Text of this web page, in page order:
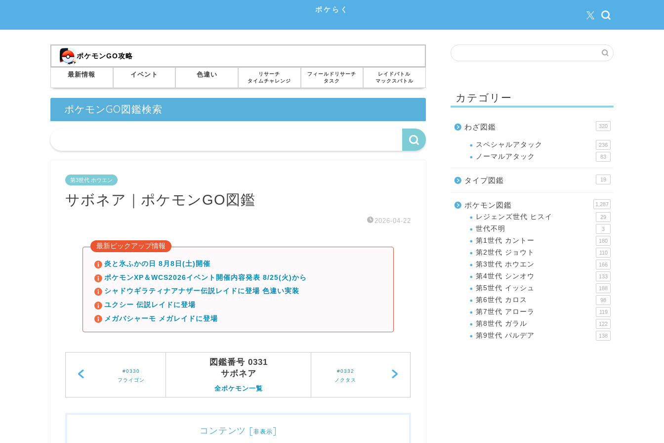
ポケらく
ポケモンGO攻略
最新情報 イベント 色違い
リサーチ
タイムチャレンジ
フィールドリサーチ
タスク
レイドバトル
マックスバトル
ポケモンGO図鑑検索
第3世代 ホウエン
サボネア｜ポケモンGO図鑑
2026-04-22
最新ピックアップ情報
炎と氷ふかの日 8月8日(土)開催
ポケモンXP＆WCS2026イベント開催内容発表 8/25(火)から
シャドウギラティナアナザー伝説レイドに登場 色違い実装
ユクシー 伝説レイドに登場
メガバシャーモ メガレイドに登場
#0330
フライゴン
図鑑番号 0331
サボネア
全ポケモン一覧
#0332
ノクタス
コンテンツ [非表示]
カテゴリー
わざ図鑑 320
スペシャルアタック 236
ノーマルアタック 83
タイプ図鑑 19
ポケモン図鑑 1,287
レジェンズ世代 ヒスイ 29
世代不明 3
第1世代 カントー 180
第2世代 ジョウト 110
第3世代 ホウエン 166
第4世代 シンオウ 133
第5世代 イッシュ 188
第6世代 カロス 98
第7世代 アローラ 119
第8世代 ガラル 122
第9世代 パルデア 138